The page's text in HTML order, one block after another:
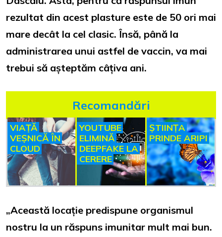
rezultat din acest plasture este de 50 ori mai
mare decât la cel clasic. Însă, până la
administrarea unui astfel de vaccin, va mai
trebui să așteptăm câțiva ani.
Recomandări
VIAȚĂ
VEȘNICĂ ÎN
CLOUD
YOUTUBE
ELIMINĂ
DEEPFAKE LA
CERERE
ȘTIINȚA
PRINDE ARIPI
„Această locație predispune organismul
nostru la un răspuns imunitar mult mai bun.